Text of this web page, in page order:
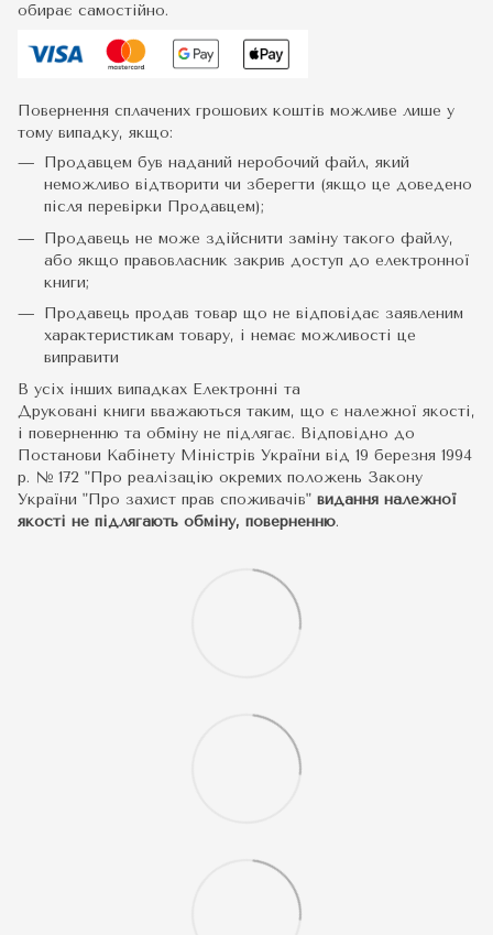
обирає самостійно.
Повернення сплачених грошових коштів можливе лише у
тому випадку, якщо:
Продавцем був наданий неробочий файл, який
неможливо відтворити чи зберегти (якщо це доведено
після перевірки Продавцем);
Продавець не може здійснити заміну такого файлу,
або якщо правовласник закрив доступ до електронної
книги;
Продавець продав товар що не відповідає заявленим
характеристикам товару, і немає можливості це
виправити
В усіх інших випадках Електронні та
Друковані книги вважаються таким, що є належної якості,
і поверненню та обміну не підлягає. Відповідно до
Постанови Кабінету Міністрів України від 19 березня 1994
р. № 172 "Про реалізацію окремих положень Закону
України "Про захист прав споживачів" видання належної
якості не підлягають обміну, поверненню.